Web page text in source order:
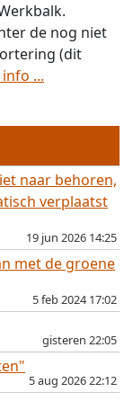
de nog niet
(dit
...
naar behoren,
verplaatst
19 jun 2026 14:25
met de groene
5 feb 2024 17:02
gisteren 22:05
5 aug 2026 22:12